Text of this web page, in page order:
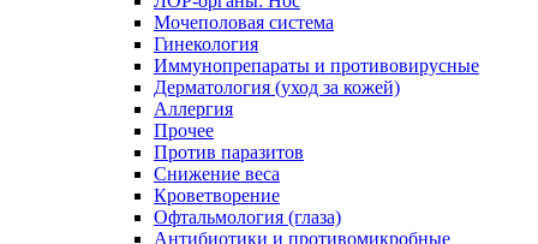
Мочеполовая система
Гинекология
Иммунопрепараты и противовирусные
Дерматология (уход за кожей)
Аллергия
Прочее
Против паразитов
Снижение веса
Кроветворение
Офтальмология (глаза)
Антибиотики и противомикробные